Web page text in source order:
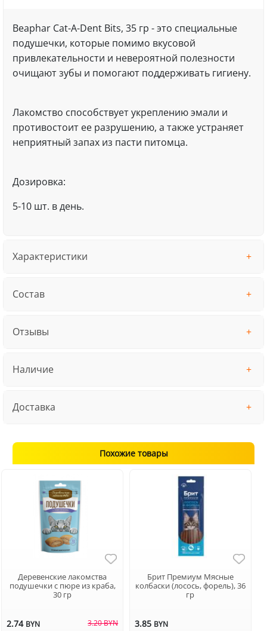
Beaphar Cat-A-Dent Bits, 35 гр - это специальные
подушечки, которые помимо вкусовой
привлекательности и невероятной полезности
очищают зубы и помогают поддерживать гигиену.
Лакомство способствует укреплению эмали и
противостоит ее разрушению, а также устраняет
неприятный запах из пасти питомца.
Дозировка:
5-10 шт. в день.
Характеристики
Состав
Отзывы
Наличие
Доставка
Похожие товары
Деревенские лакомства
подушечки с пюре из краба,
30 гр
2.74 BYN 3.20 BYN
Брит Премиум Мясные
колбаски (лосось, форель), 36
гр
3.85 BYN